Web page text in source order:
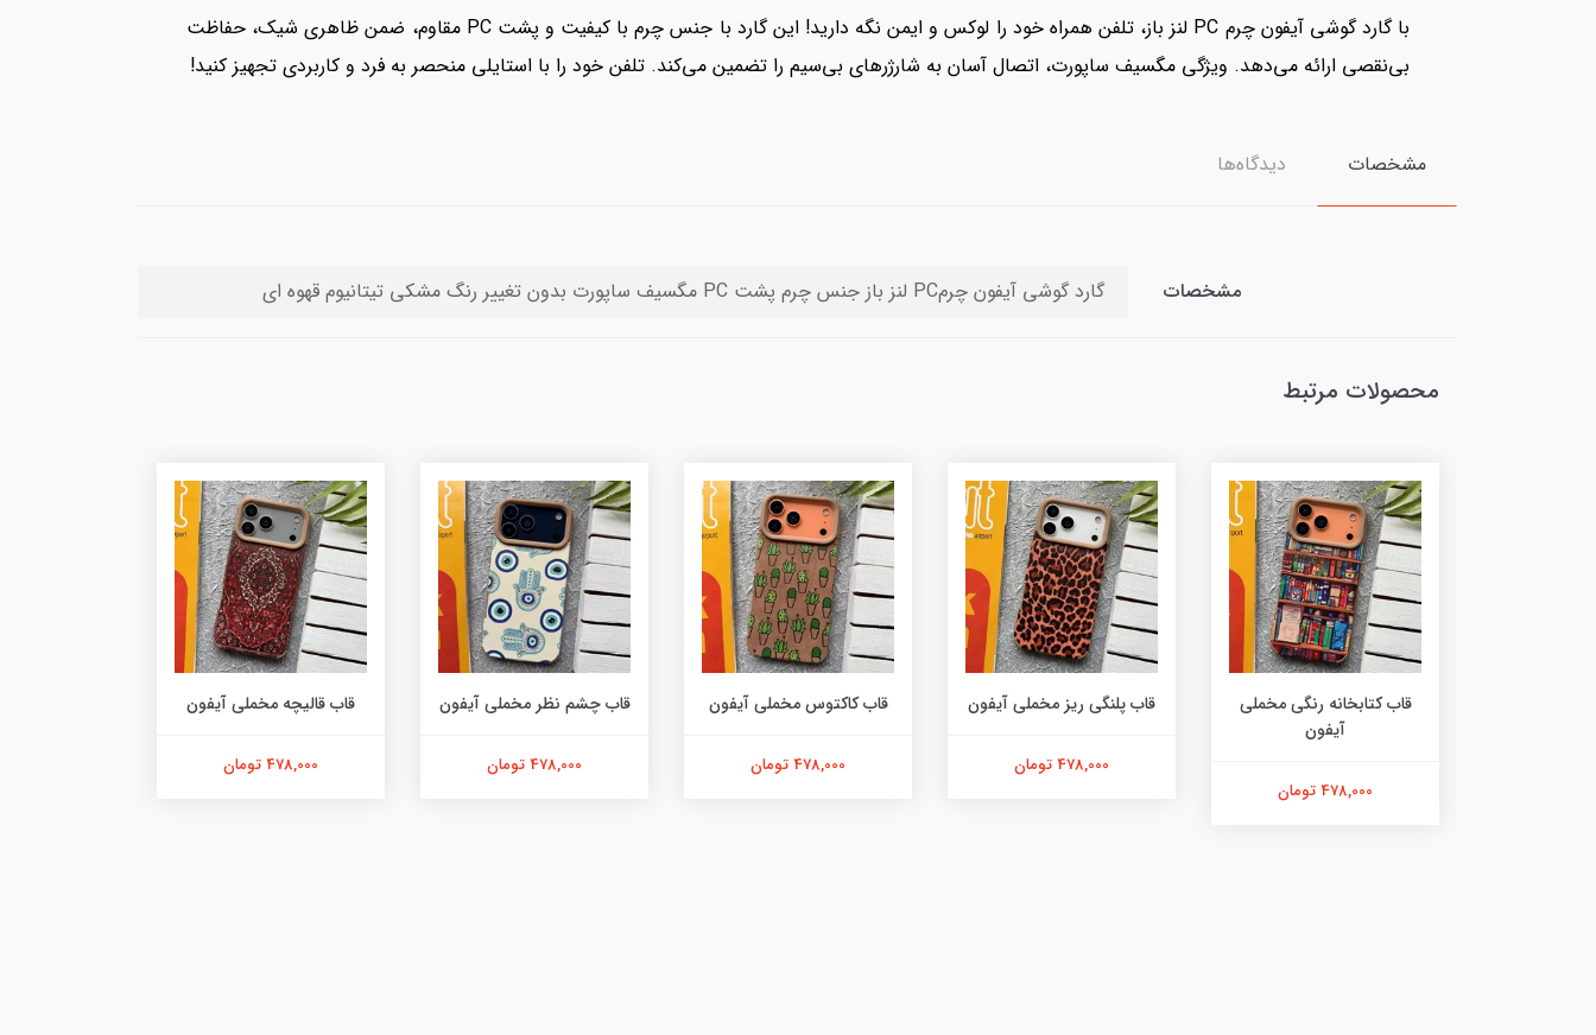
با گارد گوشی آیفون چرم PC لنز باز، تلفن همراه خود را لوکس و ایمن نگه دارید! این گارد با جنس چرم با کیفیت و پشت PC مقاوم، ضمن ظاهری شیک، حفاظت
بی‌نقصی ارائه می‌دهد. ویژگی مگسیف ساپورت، اتصال آسان به شارژرهای بی‌سیم را تضمین می‌کند. تلفن خود را با استایلی منحصر به فرد و کاربردی تجهیز کنید!
مشخصات دیدگاه‌ها
مشخصات گارد گوشی آیفون چرمPC لنز باز جنس چرم پشت PC مگسیف ساپورت بدون تغییر رنگ مشکی تیتانیوم قهوه ای
محصولات مرتبط
قاب کتابخانه رنگی مخملی
آیفون
478,000 تومان
قاب پلنگی ریز مخملی آیفون
478,000 تومان
قاب کاکتوس مخملی آیفون
478,000 تومان
قاب چشم نظر مخملی آیفون
478,000 تومان
قاب قالیچه مخملی آیفون
478,000 تومان